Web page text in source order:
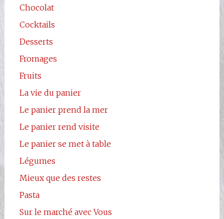
Chocolat
Cocktails
Desserts
Fromages
Fruits
La vie du panier
Le panier prend la mer
Le panier rend visite
Le panier se met à table
Légumes
Mieux que des restes
Pasta
Sur le marché avec Vous